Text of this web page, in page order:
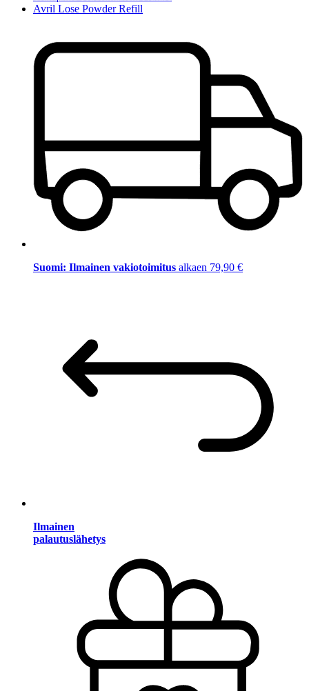
Avril Lose Powder Refill
Suomi: Ilmainen vakiotoimitus alkaen 79,90 €
Ilmainen
palautuslähetys